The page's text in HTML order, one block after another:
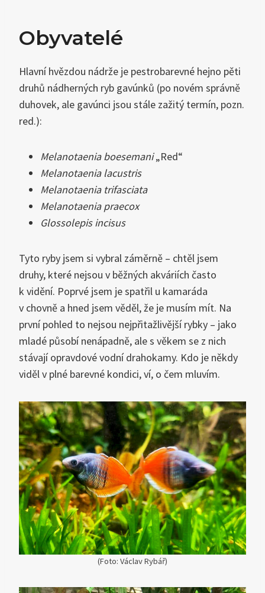
Obyvatelé
Hlavní hvězdou nádrže je pestrobarevné hejno pěti
druhů nádherných ryb gavúnků (po novém správně
duhovek, ale gavúnci jsou stále zažitý termín, pozn.
red.):
Melanotaenia boesemani„Red“
Melanotaenia lacustris
Melanotaenia trifasciata
Melanotaenia praecox
Glossolepis incisus
Tyto ryby jsem si vybral záměrně – chtěl jsem
druhy, které nejsou v běžných akváriích často
k vidění. Poprvé jsem je spatřil u kamaráda
v chovně a hned jsem věděl, že je musím mít. Na
první pohled to nejsou nejpřitažlivější rybky – jako
mladé působí nenápadně, ale s věkem se z nich
stávají opravdové vodní drahokamy. Kdo je někdy
viděl v plné barevné kondici, ví, o čem mluvím.
(Foto: Václav Rybář)